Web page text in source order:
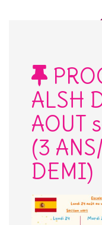
ALSH
AOUT
(3
DEMI)